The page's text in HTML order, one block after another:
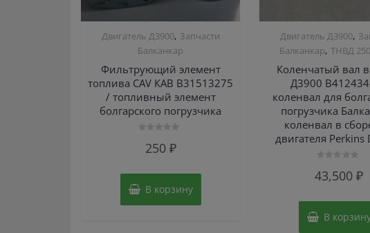
Двигатель Д3900, Запчасти
Балканкар
Фильтрующий элемент
топлива CAV КАВ B31513275
/ топливный элемент
болгарского погрузчика
250 ₽
В корзину
Двигатель Д3900,
Балканкар,ТНВД
Коленчатый вал
Д3900
коленвал для
погрузчика
коленвал в
двигателя Perkins
0
43,500₽
В